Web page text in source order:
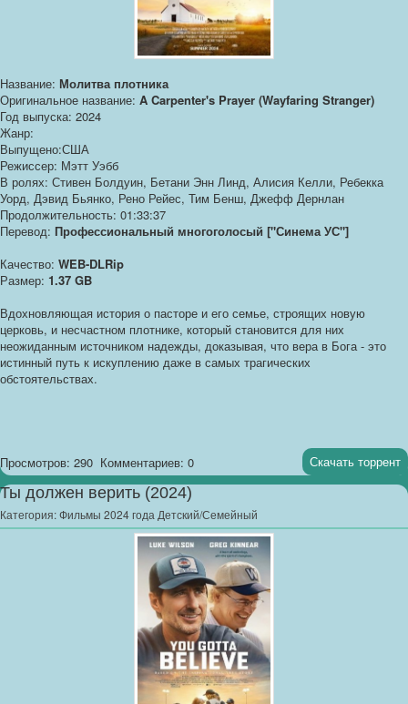
Название: Молитва плотника
Оригинальное название: A Carpenter's Prayer (Wayfaring Stranger)
Год выпуска: 2024
Жанр:
Выпущено:США
Режиссер: Мэтт Уэбб
В ролях: Стивен Болдуин, Бетани Энн Линд, Алисия Келли, Ребекка
Уорд, Дэвид Бьянко, Рено Рейес, Тим Бенш, Джефф Дернлан
Продолжительность: 01:33:37
Перевод: Профессиональный многоголосый ["Синема УС"]
Качество: WEB-DLRip
Размер: 1.37 GB
Вдохновляющая история о пасторе и его семье, строящих новую
церковь, и несчастном плотнике, который становится для них
неожиданным источником надежды, доказывая, что вера в Бога - это
истинный путь к искуплению даже в самых трагических
обстоятельствах.
Просмотров: 290 Комментариев: 0 Скачать торрент
Ты должен верить (2024)
Категория:Фильмы 2024 года Детский/Семейный